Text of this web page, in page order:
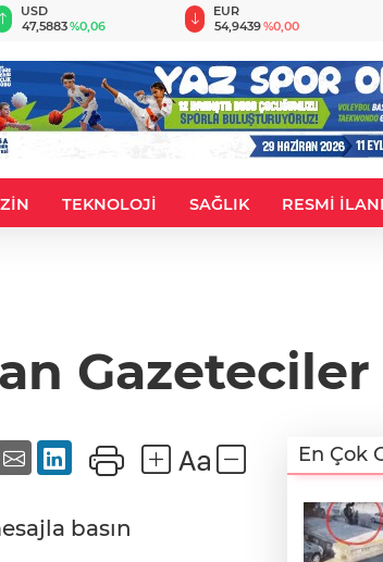
USD
47,5883%0,06
EUR
54,9439%0,00
TEKNOLOJİ SAĞLIK RESMİ
basın
En Çok